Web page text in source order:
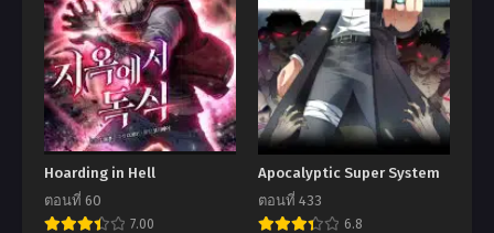
Hoarding in Hell
ตอนที่ 60
7.00
Apocalyptic Super System
ตอนที่ 433
6.8